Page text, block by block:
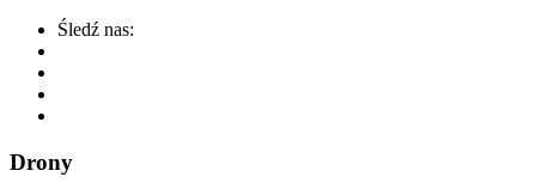
Śledź nas:
Drony